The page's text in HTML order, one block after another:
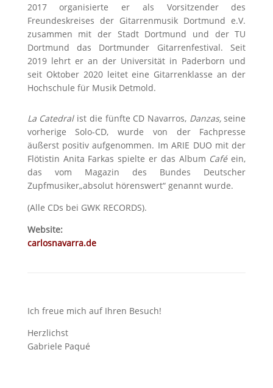
2017 organisierte er als Vorsitzender des
Freundeskreises der Gitarrenmusik Dortmund e.V.
zusammen mit der Stadt Dortmund und der TU
Dortmund das Dortmunder Gitarrenfestival. Seit
2019 lehrt er an der Universität in Paderborn und
seit Oktober 2020 leitet eine Gitarrenklasse an der
Hochschule für Musik Detmold.
La Catedral ist die fünfte CD Navarros, Danzas,seine
vorherige Solo-CD, wurde von der Fachpresse
äußerst positiv aufgenom­men. Im ARIE DUO mit der
Flötistin Anita Farkas spielte er das Album Caféein,
das vom Magazin des Bundes Deutscher
Zupfmusiker„absolut hörenswert“ genannt wurde.
(Alle CDs bei GWK RECORDS).
Website:
carlosnavarra.de
Ich freue mich auf Ihren Besuch!
Herzlichst
Gabriele Paqué